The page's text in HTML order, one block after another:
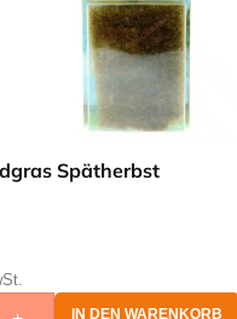
Spätherbst
IN DEN WARENKORB